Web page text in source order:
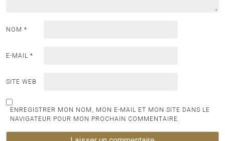
NOM *
E-MAIL *
SITE WEB
ENREGISTRER MON NOM, MON E-MAIL ET MON SITE DANS LE
NAVIGATEUR POUR MON PROCHAIN COMMENTAIRE.